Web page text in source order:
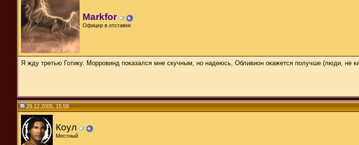
Markfor
Офицер в отставке
Я жду третью Готику. Морровинд показался мне скучным, но надеюсь, Обливион окажется получше (люди, не
29.12.2005, 15:58
Коул
Местный